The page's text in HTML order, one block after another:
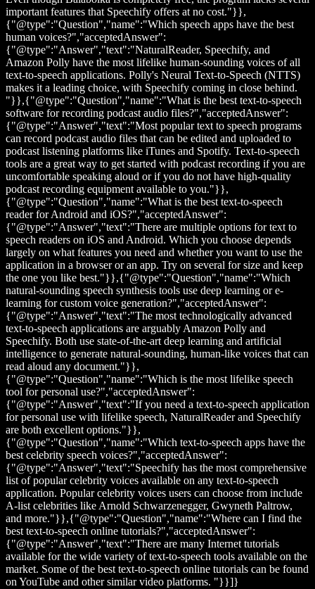
important features that Speechify offers at no cost."}},
{"@type":"Question","name":"Which speech apps have the best
human voices?","acceptedAnswer":
{"@type":"Answer","text":"NaturalReader, Speechify, and
Amazon Polly have the most lifelike human-sounding voices of all
text-to-speech applications. Polly's Neural Text-to-Speech (NTTS)
makes it a leading choice, with Speechify coming in close behind.
"}},{"@type":"Question","name":"What is the best text-to-speech
software for recording podcast audio files?","acceptedAnswer":
{"@type":"Answer","text":"Most popular text to speech programs
can record podcast audio files that can be edited and uploaded to
podcast listening platforms like iTunes and Spotify. Text-to-speech
tools are a great way to get started with podcast recording if you are
uncomfortable speaking aloud or if you do not have high-quality
podcast recording equipment available to you."}},
{"@type":"Question","name":"What is the best text-to-speech
reader for Android and iOS?","acceptedAnswer":
{"@type":"Answer","text":"There are multiple options for text to
speech readers on iOS and Android. Which you choose depends
largely on what features you need and whether you want to use the
application in a browser or an app. Try on several for size and keep
the one you like best."}},{"@type":"Question","name":"Which
natural-sounding speech synthesis tools use deep learning or e-
learning for custom voice generation?","acceptedAnswer":
{"@type":"Answer","text":"The most technologically advanced
text-to-speech applications are arguably Amazon Polly and
Speechify. Both use state-of-the-art deep learning and artificial
intelligence to generate natural-sounding, human-like voices that can
read aloud any document."}},
{"@type":"Question","name":"Which is the most lifelike speech
tool for personal use?","acceptedAnswer":
{"@type":"Answer","text":"If you need a text-to-speech application
for personal use with lifelike speech, NaturalReader and Speechify
are both excellent options."}},
{"@type":"Question","name":"Which text-to-speech apps have the
best celebrity speech voices?","acceptedAnswer":
{"@type":"Answer","text":"Speechify has the most comprehensive
list of popular celebrity voices available on any text-to-speech
application. Popular celebrity voices users can choose from include
A-list celebrities like Arnold Schwarzenegger, Gwyneth Paltrow,
and more."}},{"@type":"Question","name":"Where can I find the
best text-to-speech online tutorials?","acceptedAnswer":
{"@type":"Answer","text":"There are many Internet tutorials
available for the wide variety of text-to-speech tools available on the
market. Some of the best text-to-speech online tutorials can be found
on YouTube and other similar video platforms. "}}]}